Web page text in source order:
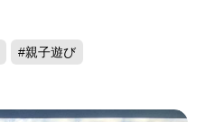
#親子遊び